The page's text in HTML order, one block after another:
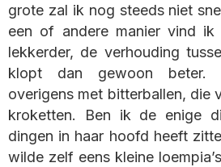
grote zal ik nog steeds niet
een of andere manier vind ik
lekkerder, de verhouding
klopt dan gewoon beter.
overigens met bitterballen, die
kroketten. Ben ik de enige
dingen in haar hoofd heeft
wilde zelf eens kleine